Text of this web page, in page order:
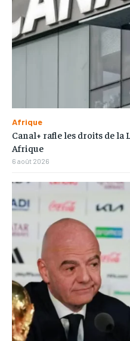
Afrique
Canal+ rafle les droits de la
Afrique
6 août 2026